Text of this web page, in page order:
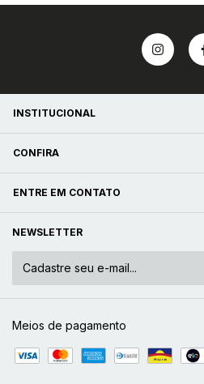
INSTITUCIONAL
CONFIRA
ENTRE EM CONTATO
NEWSLETTER
Meios de pagamento